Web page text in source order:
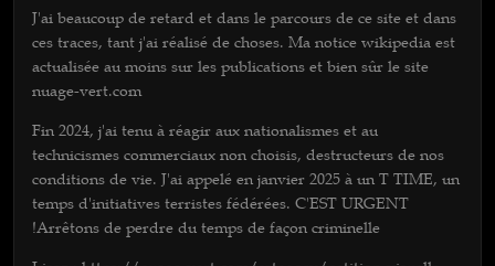
J'ai beaucoup de retard et dans le parcours de ce site et dans
ces traces, tant j'ai réalisé de choses. Ma notice wikipedia est
actualisée au moins sur les publications et bien sûr le site
nuage-vert.com
Fin 2024, j'ai tenu à réagir aux nationalismes et au
technicismes commerciaux non choisis, destructeurs de nos
conditions de vie. J'ai appelé en janvier 2025 à un T TIME, un
temps d'initiatives terristes fédérées. C'EST URGENT
!Arrêtons de perdre du temps de façon criminelle